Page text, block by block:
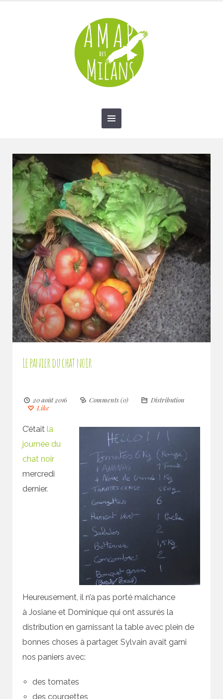
contact@amap-des-milans.fr
Le panier du chat noir
20 août 2016 Comments (0)
Distribution
Like
C’était la
journée du
chat noir
mercredi
dernier.
Heureusement, il n’a pas porté malchance
à Josiane et Dominique qui ont assurés la
distribution en garnissant la table avec plein de
bonnes choses à partager. Sylvain avait garni
nos paniers avec:
des tomates
des courgettes